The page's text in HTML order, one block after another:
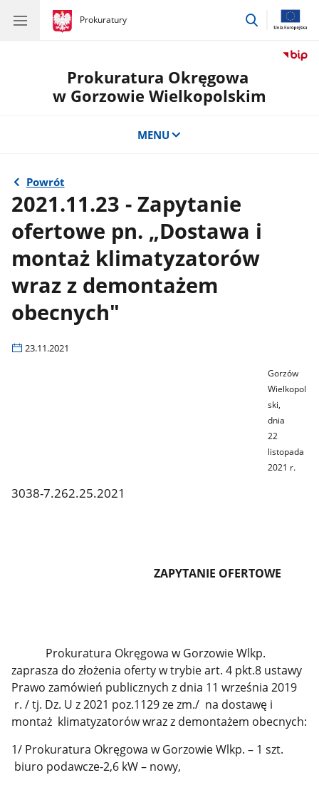
gov.pl
Prokuratury
gov.pl
Prokuratury
przejdź
Prokuratura Okręgowa
w Gorzowie Wielkopolskim
MENU
Powrót
2021.11.23 - Zapytanie
ofertowe pn. „Dostawa i
montaż klimatyzatorów
wraz z demontażem
obecnych"
23.11.2021
Gorzów
Wielkopol
ski,
dnia
22
listopada
2021 r.
3038-7.262.25.2021
ZAPYTANIE OFERTOWE
Prokuratura Okręgowa w Gorzowie Wlkp.
zaprasza do złożenia oferty w trybie art. 4 pkt.8 ustawy
Prawo zamówień publicznych z dnia 11 września 2019
r. / tj. Dz. U z 2021 poz.1129 ze zm./ na dostawę i
montaż klimatyzatorów wraz z demontażem obecnych:
1/ Prokuratura Okręgowa w Gorzowie Wlkp. – 1 szt.
biuro podawcze-2,6 kW – nowy,